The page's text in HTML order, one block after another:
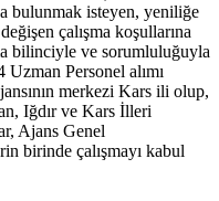
bulunmak isteyen, yeniliğe
çalışma koşullarına
bilinciyle ve sorumluluğuyla
Personel alımı
merkezi Kars ili olup,
Iğdır ve Kars İlleri
Ajans Genel
birinde çalışmayı kabul